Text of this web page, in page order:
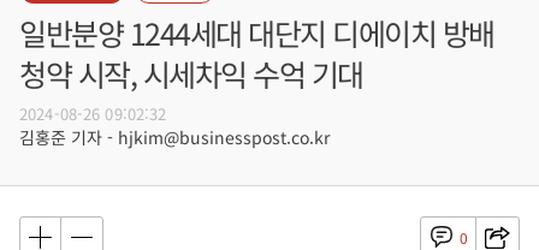
일반분양 1244세대 대단지 디에이치 방배
청약 시작, 시세차익 수억 기대
2024-08-26 09:02:32
김홍준 기자 - hjkim@businesspost.co.kr
0